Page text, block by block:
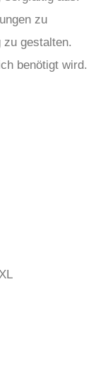
zu
zu gestalten.
benötigt wird.